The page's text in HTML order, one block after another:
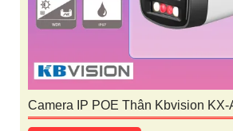
Camera IP POE Thân Kbvision KX-